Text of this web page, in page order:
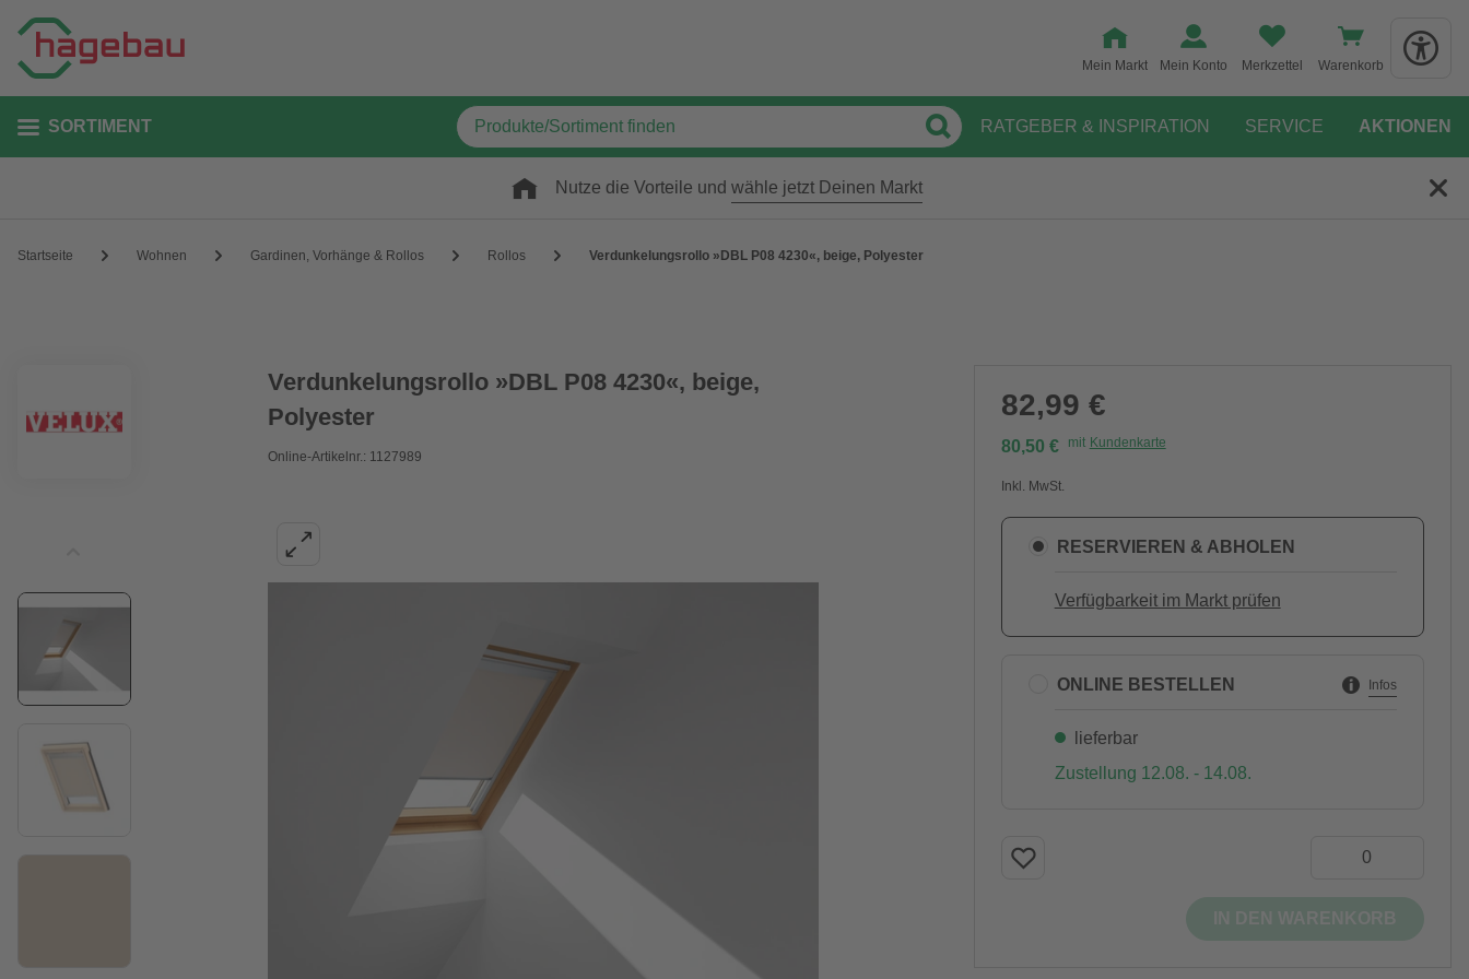
Mein Markt Mein Konto Merkzettel Warenkorb
SORTIMENT RATGEBER & INSPIRATION SERVICE AKTIONEN
Nutze die Vorteile und wähle jetzt Deinen Markt
Startseite Wohnen Gardinen, Vorhänge & Rollos Rollos Verdunkelungsrollo »DBL P08 4230«, beige, Polyester
Verdunkelungsrollo »DBL P08 4230«, beige,
Polyester
Online-Artikelnr.: 1127989
82,99 €
80,50 € mit Kundenkarte
Inkl. MwSt.
RESERVIEREN & ABHOLEN
Verfügbarkeit im Markt prüfen
ONLINE BESTELLEN Infos
lieferbar
Zustellung 12.08. - 14.08.